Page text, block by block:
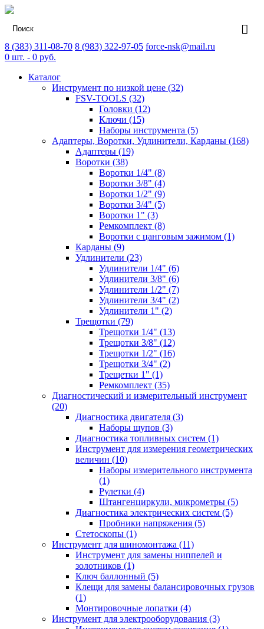
8 (383) 311-08-70 8 (983) 322-97-05 force-nsk@mail.ru
0 шт. - 0 руб.
Каталог
Инструмент по низкой цене (32)
FSV-TOOLS (32)
Головки (12)
Ключи (15)
Наборы инструмента (5)
Адаптеры, Воротки, Удлинители, Карданы (168)
Адаптеры (19)
Воротки (38)
Воротки 1/4" (8)
Воротки 3/8" (4)
Воротки 1/2" (9)
Воротки 3/4" (5)
Воротки 1" (3)
Ремкомплект (8)
Воротки с цанговым зажимом (1)
Карданы (9)
Удлинители (23)
Удлинители 1/4" (6)
Удлинители 3/8" (6)
Удлинители 1/2" (7)
Удлинители 3/4" (2)
Удлинители 1" (2)
Трещотки (79)
Трещотки 1/4" (13)
Трещотки 3/8" (12)
Трещотки 1/2" (16)
Трещотки 3/4" (2)
Трещетки 1" (1)
Ремкомплект (35)
Диагностический и измерительный инструмент
(20)
Диагностика двигателя (3)
Наборы щупов (3)
Диагностика топливных систем (1)
Инструмент для измерения геометрических
величин (10)
Наборы измерительного инструмента
(1)
Рулетки (4)
Штангенциркули, микрометры (5)
Диагностика электрических систем (5)
Пробники напряжения (5)
Стетоскопы (1)
Инструмент для шиномонтажа (11)
Инструмент для замены ниппелей и
золотников (1)
Ключ баллонный (5)
Клещи для замены балансировочных грузов
(1)
Монтировочные лопатки (4)
Инструмент для электрооборудования (3)